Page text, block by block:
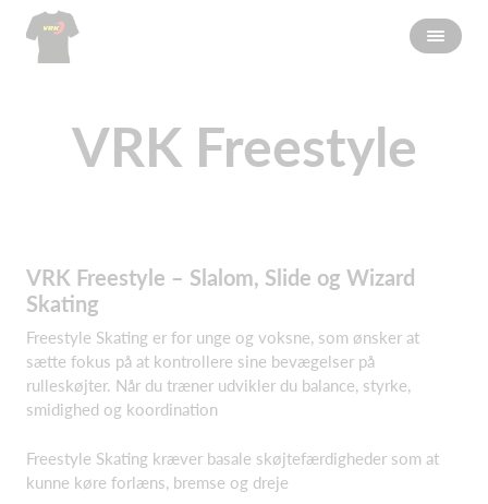
VRK Freestyle
VRK Freestyle – Slalom, Slide og Wizard
Skating
Freestyle Skating er for unge og voksne, som ønsker at
sætte fokus på at kontrollere sine bevægelser på
rulleskøjter. Når du træner udvikler du balance, styrke,
smidighed og koordination
Freestyle Skating kræver basale skøjtefærdigheder som at
kunne køre forlæns, bremse og dreje